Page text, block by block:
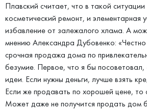
Плавский считает, что в такой
косметический ремонт, и элементарная
избавление от залежалого хлама. А
мнению Александра Дубовенко:
срочная продажа дома по
безумие. Первое, что я бы посоветовал,
идеи. Если нужны деньги, лучше взять
Если же продавать по хорошей цене, то
Может даже не получится продать дом